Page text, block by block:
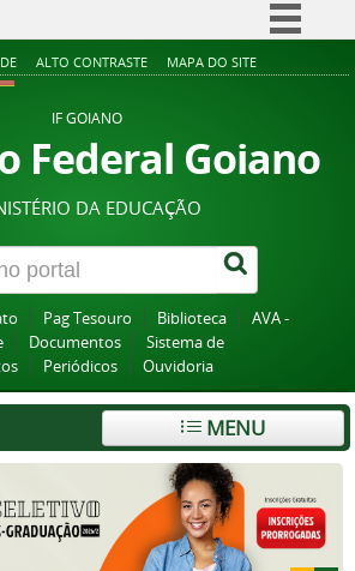
Simplifique!
Acesso à informação
Legislação
Canais
ALTO CONTRASTE MAPA DO SITE
IF GOIANO
Federal Goiano
DA EDUCAÇÃO
Pag Tesouro Biblioteca
AVA -
Documentos
Sistema de
Periódicos Ouvidoria
MENU